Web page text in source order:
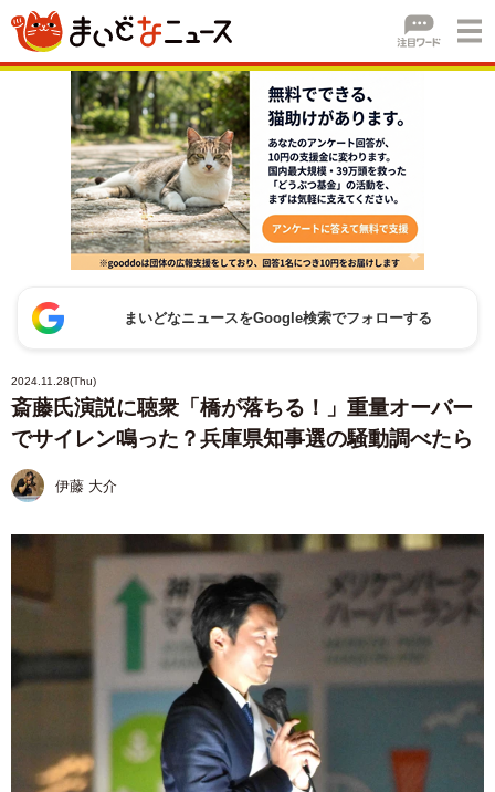
まいどなニュースをGoogle検索でフォローする
2024.11.28(Thu)
斎藤氏演説に聴衆「橋が落ちる！」重量オーバー
でサイレン鳴った？兵庫県知事選の騒動調べたら
伊藤 大介